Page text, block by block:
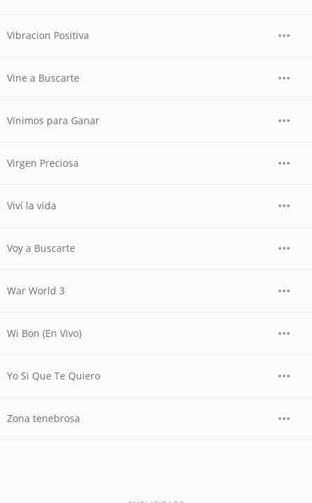
Vibracion Positiva
Vine a Buscarte
Vinimos para Ganar
Virgen Preciosa
Viví la vida
Voy a Buscarte
War World 3
Wi Bon (En Vivo)
Yo Si Que Te Quiero
Zona tenebrosa